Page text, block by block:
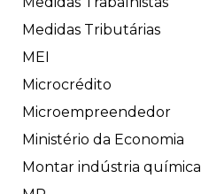
Medidas Tributárias
MEI
Microcrédito
Microempreendedor
Ministério da Economia
Montar indústria química